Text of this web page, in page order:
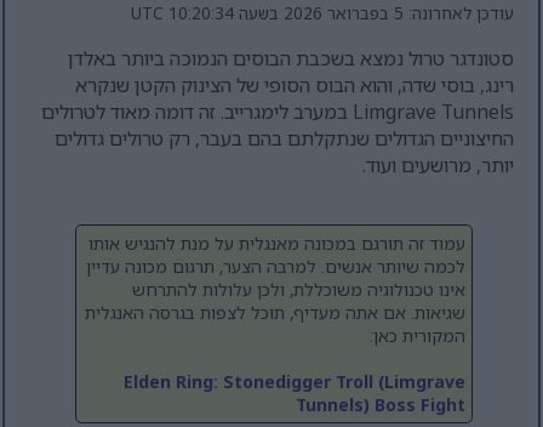
עודכן לאחרונה: 5 בפברואר 2026 בשעה 10:20:34 UTC
סטונדגר טרול נמצא בשכבת הבוסים הנמוכה ביותר באלדן
רינג, בוסי שדה, והוא הבוס הסופי של הצינוק הקטן שנקרא
Limgrave Tunnels במערב לימגרייב. זה דומה מאוד לטרולים
החיצוניים הגדולים שנתקלתם בהם בעבר, רק טרולים גדולים
יותר, מרושעים ועוד.
עמוד זה תורגם במכונה מאנגלית על מנת להנגיש אותו
לכמה שיותר אנשים. למרבה הצער, תרגום מכונה עדיין
אינו טכנולוגיה משוכללת, ולכן עלולות להתרחש
שגיאות. אם אתה מעדיף, תוכל לצפות בגרסה האנגלית
המקורית כאן:
Elden Ring: Stonedigger Troll (Limgrave
Tunnels) Boss Fight